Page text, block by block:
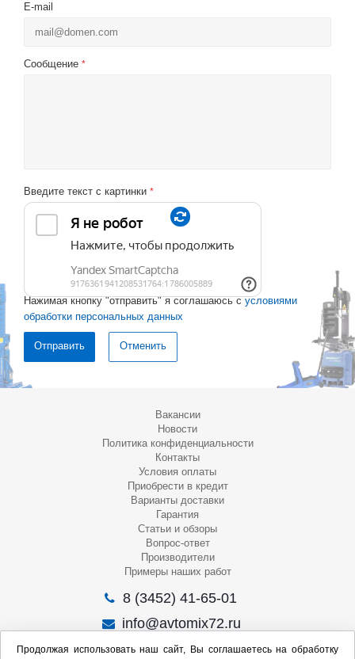
E-mail
Сообщение *
Введите текст с картинки *
Нажимая кнопку "отправить" я соглашаюсь с условиями
обработки персональных данных
Отменить
Вакансии
Новости
Политика конфиденциальности
Контакты
Условия оплаты
Приобрести в кредит
Варианты доставки
Гарантия
Статьи и обзоры
Вопрос-ответ
Производители
Примеры наших работ
8 (3452) 41-65-01
info@avtomix72.ru
г. Тюмень, ул. 50 лет Октября, 120
Продолжая использовать наш сайт, Вы соглашаетесь на обработку